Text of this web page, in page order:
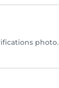
photo.